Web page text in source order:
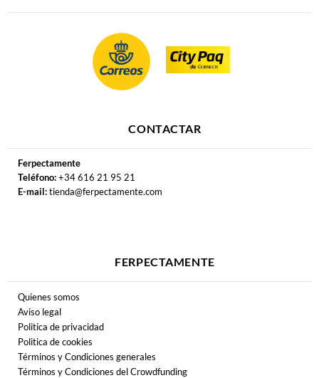
CONTACTAR
Ferpectamente
Teléfono:+34 616 21 95 21
E-mail:tienda@ferpectamente.com
FERPECTAMENTE
Quienes somos
Aviso legal
Politica de privacidad
Politica de cookies
Términos y Condiciones generales
Términos y Condiciones del Crowdfunding